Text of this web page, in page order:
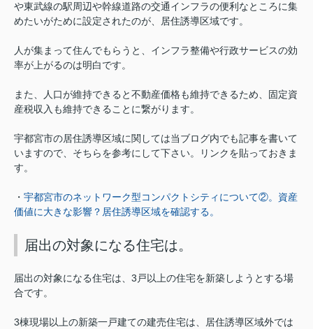
や東武線の駅周辺や幹線道路の交通インフラの便利なところに集
めたいがために設定されたのが、居住誘導区域です。
人が集まって住んでもらうと、インフラ整備や行政サービスの効
率が上がるのは明白です。
また、人口が維持できると不動産価格も維持できるため、固定資
産税収入も維持できることに繋がります。
宇都宮市の居住誘導区域に関しては当ブログ内でも記事を書いて
いますので、そちらを参考にして下さい。リンクを貼っておきま
す。
・ 宇都宮市のネットワーク型コンパクトシティについて②。資産
価値に大きな影響？居住誘導区域を確認する。
届出の対象になる住宅は。
届出の対象になる住宅は、3戸以上の住宅を新築しようとする場
合です。
3棟現場以上の新築一戸建ての建売住宅は、居住誘導区域外では